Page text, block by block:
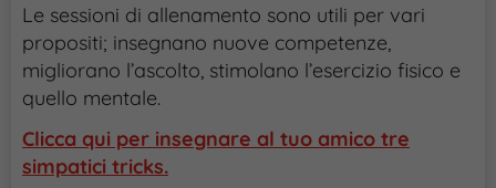
Le sessioni di allenamento sono utili per vari
propositi; insegnano nuove competenze,
migliorano l’ascolto, stimolano l’esercizio fisico e
quello mentale.
Clicca qui per insegnare al tuo amico tre
simpatici tricks.